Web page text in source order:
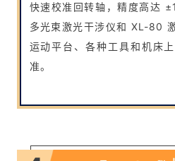
快速校准回转轴，精度高达
多光束激光干涉仪和 XL-80
运动平台、各种工具和机床
准。